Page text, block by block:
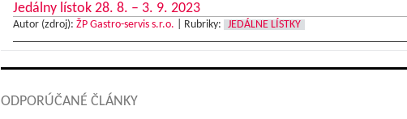
Jedálny lístok 28. 8. – 3. 9. 2023
Autor (zdroj): ŽP Gastro-servis s.r.o. Rubriky: JEDÁLNE LÍSTKY
ODPORÚČANÉ ČLÁNKY